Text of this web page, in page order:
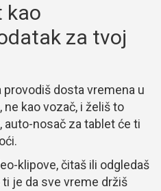
kao
za tvoj
dosta vremena u
kao vozač, i želiš to
nosač za tablet će ti
klipove, čitaš ili odgledaš
je da sve vreme držiš